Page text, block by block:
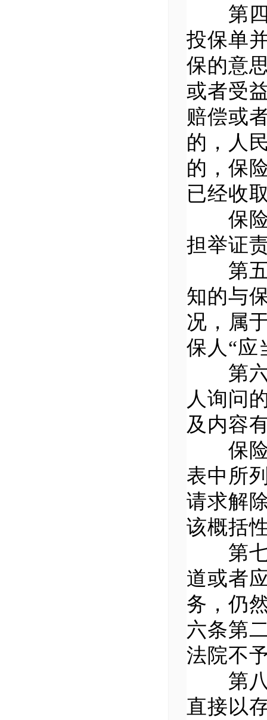
第四
投保单
保的意
或者受
赔偿或
的，人
的，保
已经收
保险
担举证
第五
知的与
况，属
保人“应
第六
人询问
及内容
保险
表中所
请求解
该概括
第七
道或者
务，仍
六条第
法院不
第八
直接以